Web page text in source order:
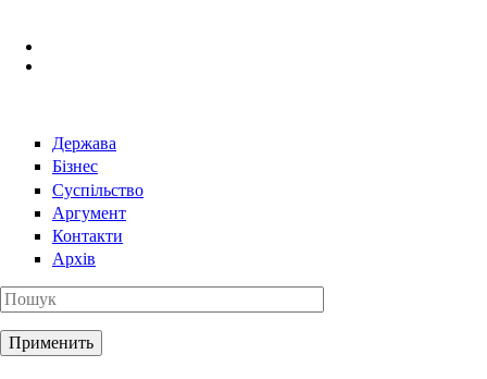
Держава
Бізнес
Суспільство
Аргумент
Контакти
Архів